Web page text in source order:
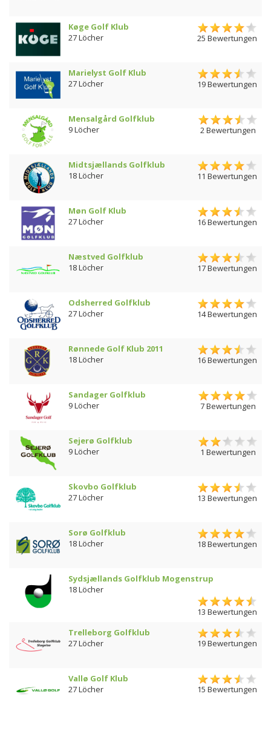
Køge Golf Klub
27 Löcher
25 Bewertungen
Marielyst Golf Klub
27 Löcher
19 Bewertungen
Mensalgård Golfklub
9 Löcher
2 Bewertungen
Midtsjællands Golfklub
18 Löcher
11 Bewertungen
Møn Golf Klub
27 Löcher
16 Bewertungen
Næstved Golfklub
18 Löcher
17 Bewertungen
Odsherred Golfklub
27 Löcher
14 Bewertungen
Rønnede Golf Klub 2011
18 Löcher
16 Bewertungen
Sandager Golfklub
9 Löcher
7 Bewertungen
Sejerø Golfklub
9 Löcher
1 Bewertungen
Skovbo Golfklub
27 Löcher
13 Bewertungen
Sorø Golfklub
18 Löcher
18 Bewertungen
Sydsjællands Golfklub Mogenstrup
18 Löcher
13 Bewertungen
Trelleborg Golfklub
27 Löcher
19 Bewertungen
Vallø Golf Klub
27 Löcher
15 Bewertungen